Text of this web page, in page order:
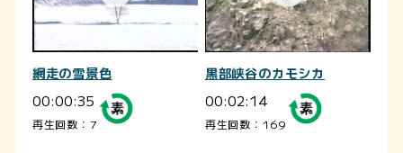
網走の雪景色
00:00:35
再生回数：7
黒部峡谷のカモシカ
00:02:14
再生回数：169